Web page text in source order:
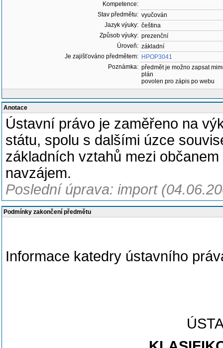
Kompetence:
Stav předmětu: vyučován
Jazyk výuky: čeština
Způsob výuky: prezenční
Úroveň: základní
Je zajišťováno předmětem: HPOP3041
Poznámka: předmět je možno zapsat
plán
povolen pro zápis po webu
Anotace
Ústavní právo je zaměřeno na
státu, spolu s dalšími úzce
základních vztahů mezi
navzájem.
Poslední úprava: import
Podmínky zakončení předmětu
Informace katedry ústavního